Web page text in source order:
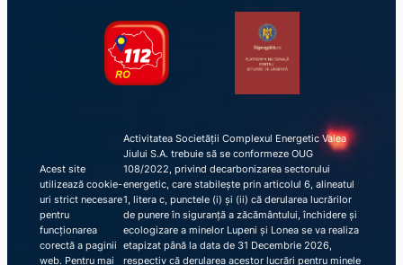
Acest site
utilizează cookie-
uri strict necesare
pentru
funcționarea
corectă a paginii
web. Pentru mai
Activitatea Societății Complexul Energetic Valea
Jiului S.A. trebuie să se conformeze OUG
108/2022, privind decarbonizarea sectorului
energetic, care stabilește prin articolul 6, alineatul
1, litera c, punctele (i) și (ii) că derularea lucrărilor
de punere în siguranță a zăcământului, închidere și
ecologizare a minelor Lupeni și Lonea se va realiza
etapizat până la data de 31 Decembrie 2026,
respectiv că derularea acestor lucrări pentru minele